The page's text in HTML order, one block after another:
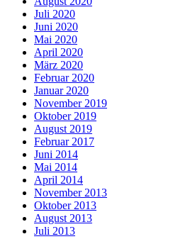
Juli 2020
Juni 2020
Mai 2020
April 2020
März 2020
Februar 2020
Januar 2020
November 2019
Oktober 2019
August 2019
Februar 2017
Juni 2014
Mai 2014
April 2014
November 2013
Oktober 2013
August 2013
Juli 2013